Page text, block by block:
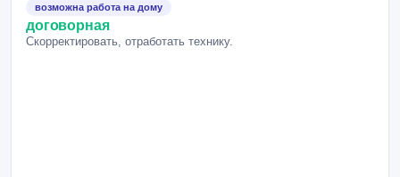
возможна работа на дому
договорная
Скорректировать, отработать технику.